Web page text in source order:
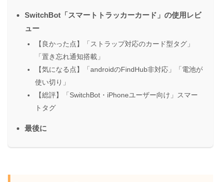
SwitchBot「スマートトラッカーカード」の使用レビ
ュー
【良かった点】「ストラップ対応のカード型タグ」
「置き忘れ通知搭載」
【気になる点】「androidのFindHub非対応」「電池が
使い切り」
【総評】「SwitchBot・iPhoneユーザー向け」スマー
トタグ
最後に